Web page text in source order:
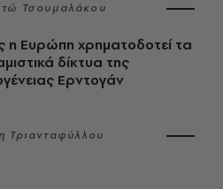
Τσουμαλάκου
η Ευρώπη χρηματοδοτεί τα
δίκτυα της
Ερντογάν
Τριανταφύλλου